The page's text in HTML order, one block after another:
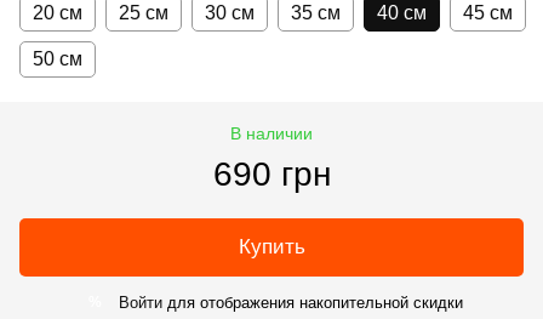
20 см
25 см 30 см 35 см 40 см 45 см
50 см
В наличии
690 грн
Купить
Войти для отображения накопительной скидки